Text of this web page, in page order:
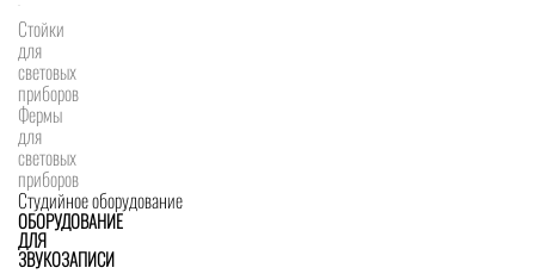
Стойки
для
световых
приборов
Фермы
для
световых
приборов
Студийное оборудование
ОБОРУДОВАНИЕ
ДЛЯ
ЗВУКОЗАПИСИ